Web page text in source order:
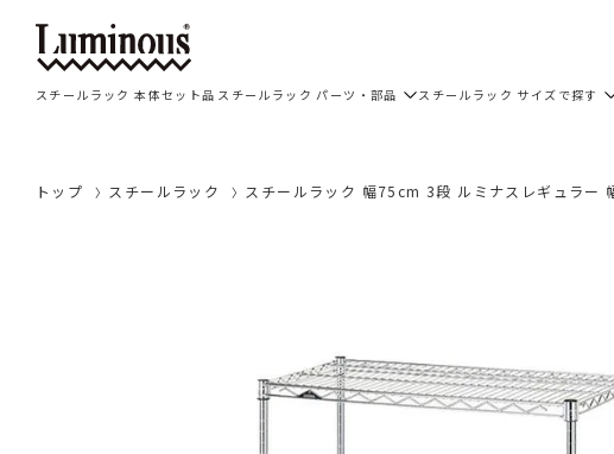
スチールラック 本体セット品 スチールラック パーツ・部品 スチールラック サイズで探す
トップ スチールラック スチールラック 幅75cm 3段 ルミナスレギュラ